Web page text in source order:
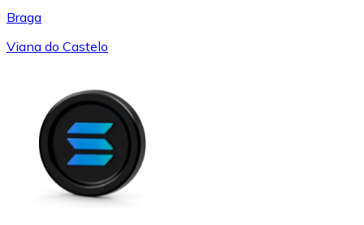
Braga
Viana do Castelo